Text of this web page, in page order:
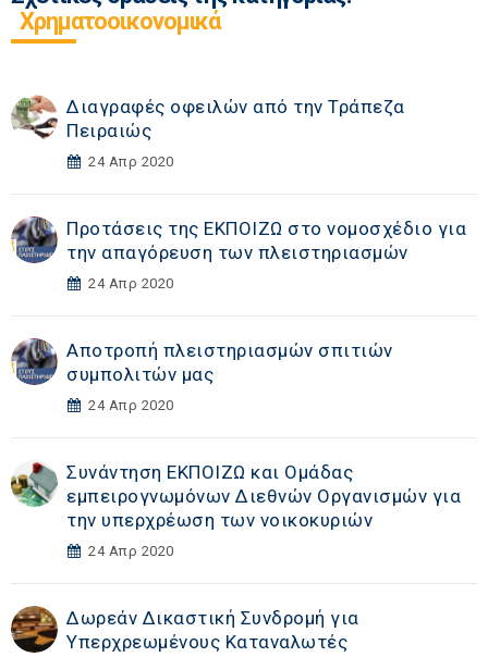
Χρηματοοικονομικά
Διαγραφές οφειλών από την Τράπεζα
Πειραιώς
24 Απρ 2020
Προτάσεις της ΕΚΠΟΙΖΩ στο νομοσχέδιο για
την απαγόρευση των πλειστηριασμών
24 Απρ 2020
Αποτροπή πλειστηριασμών σπιτιών
συμπολιτών μας
24 Απρ 2020
Συνάντηση ΕΚΠΟΙΖΩ και Ομάδας
εμπειρογνωμόνων Διεθνών Οργανισμών για
την υπερχρέωση των νοικοκυριών
24 Απρ 2020
Δωρεάν Δικαστική Συνδρομή για
Υπερχρεωμένους Καταναλωτές